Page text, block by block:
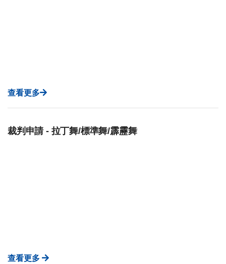
查看更多
裁判申請 - 拉丁舞/標準舞/霹靂舞
查看更多